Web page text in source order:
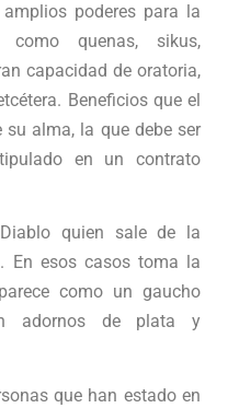
poderes para la
como quenas, sikus,
capacidad de oratoria,
Beneficios que el
alma, la que debe ser
en un contrato
quien sale de la
En esos casos toma la
como un gaucho
adornos de plata y
que han estado en